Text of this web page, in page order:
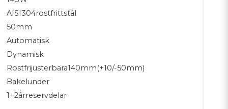
AISI304rostfrittstål
50mm
Automatisk
Dynamisk
Rostfrijusterbara140mm(+10/-50mm)
Bakelunder
1+2årreservdelar